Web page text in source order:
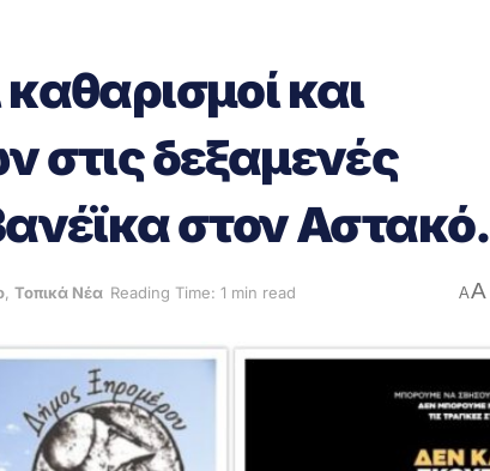
και
στις δεξαμενές
στον Αστακό.
, Τοπικά Νέα Reading Time: 1 min read AA